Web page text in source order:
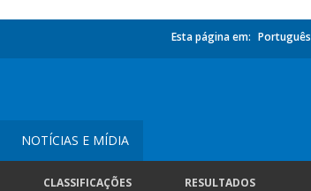
Esta página em: Português
NOTÍCIAS E MÍDIA
CLASSIFICAÇÕES RESULTADOS